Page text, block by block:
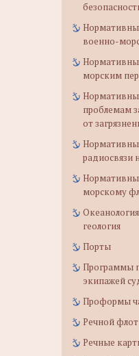
военно-
морским
проблемам
от
радиосвязи
морскому
геология
Порты
Программы
экипажей
Проформы
Речной флот
Речные